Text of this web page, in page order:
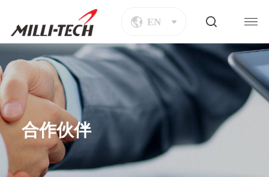
EN
合作伙伴